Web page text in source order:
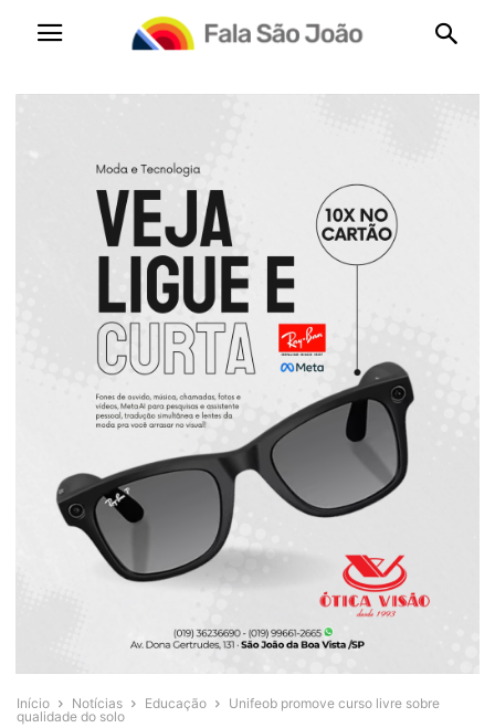
Início Notícias Educação
Unifeob promove curso livre sobre
qualidade do solo